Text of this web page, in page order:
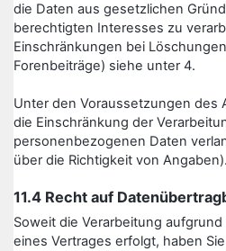
die Daten aus gesetzlichen
berechtigten Interesses zu
Einschränkungen bei
Forenbeiträge) siehe unter 4.
Unter den Voraussetzungen des
die Einschränkung der
personenbezogenen Daten
über die Richtigkeit von Angaben).
11.4 Recht auf
Soweit die Verarbeitung
eines Vertrages erfolgt, haben